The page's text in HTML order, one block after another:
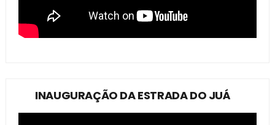
INAUGURAÇÃO DA ESTRADA DO JUÁ